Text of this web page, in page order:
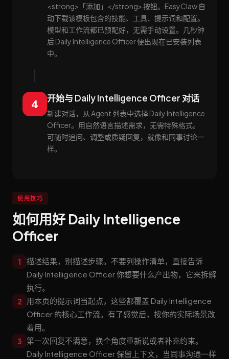
<strong>「添加」</strong> 按钮。EasyClaw 自
动下载该模板包含的技能、工具、提示词和配置。
模型和工作流都已预配好，无需手动设置。几秒钟
后 Daily Intelligence Officer 便出现在已安装列表
中。
4 开始与 Daily Intelligence Officer 对话
新建对话，从 Agent 列表中选择 Daily Intelligence
Officer。用自然语言描述需求，无需特殊格式。
可随时追问、调整或质疑回复，就像和同事讨论一
样。
使用技巧
如何用好 Daily Intelligence
Officer
1
描述结果，别描述步骤。不要列操作清单，直接告诉
Daily Intelligence Officer 你想要什么产出物，它来拆解
执行。
2
用本页的提示词当起点，这些都覆盖 Daily Intelligence
Officer 的核心工作流。有了感觉后，按你的实际场景改
着用。
3
第一次回复不满意，换个角度重新说或者补充约束。
Daily Intelligence Officer 保留上下文，当同事沟通一样